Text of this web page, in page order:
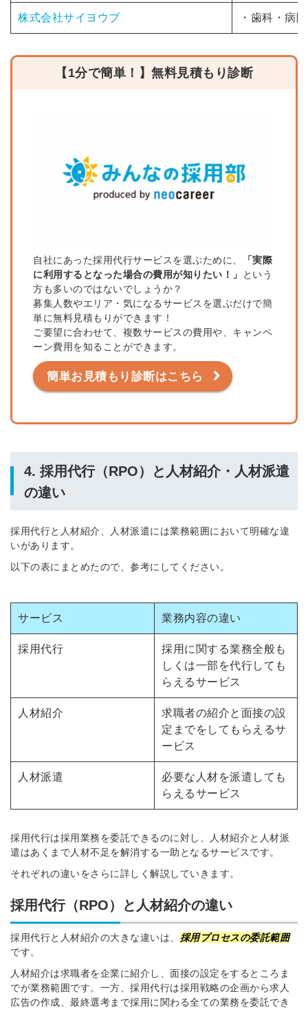
株式会社サイヨウブ ・歯科・病
【1分で簡単！】無料見積もり診断
自社にあった採用代行サービスを選ぶために、
「実際
に利用するとなった場合の費用が知りたい！」
という
方も多いのではないでしょうか？
募集人数やエリア・気になるサービスを選ぶだけで簡
単に無料見積もりができます！
ご要望に合わせて、複数サービスの費用や、キャンペ
ーン費用を知ることができます。
簡単お見積もり診断はこちら
4. 採用代行（RPO）と人材紹介・人材派遣
の違い
採用代行と人材紹介、人材派遣には業務範囲において明確な違
いがあります。
以下の表にまとめたので、参考にしてください。
サービス 業務内容の違い
採用代行
採用に関する業務全般も
しくは一部を代行しても
らえるサービス
人材紹介
求職者の紹介と面接の設
定までをしてもらえるサ
ービス
人材派遣
必要な人材を派遣しても
らえるサービス
採用代行は採用業務を委託できるのに対し、人材紹介と人材派
遣はあくまで人材不足を解消する一助となるサービスです。
それぞれの違いをさらに詳しく解説していきます。
採用代行（RPO）と人材紹介の違い
採用代行と人材紹介の大きな違いは、 採用プロセスの委託範囲
です。
人材紹介は求職者を企業に紹介し、面接の設定をするところま
でが業務範囲です。一方、採用代行は採用戦略の企画から求人
広告の作成、最終選考まで採用に関わる全ての業務を委託でき